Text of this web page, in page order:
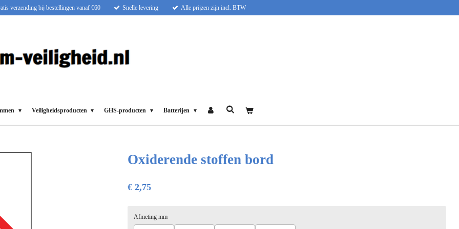
verzending bij bestellingen vanaf €60 Snelle levering Alle prijzen zijn incl. BTW
Veiligheidsproducten GHS-producten Batterijen
Oxiderende stoffen bord
€ 2,75
Afmeting mm